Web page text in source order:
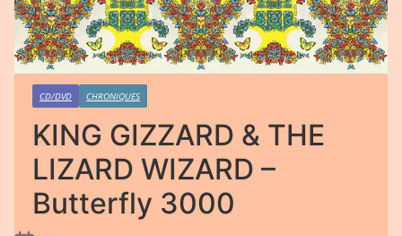
CD/DVD CHRONIQUES
KING GIZZARD & THE
LIZARD WIZARD –
Butterfly 3000